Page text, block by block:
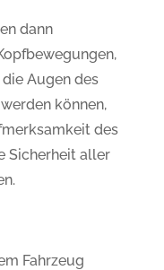
dann
Augen des
können,
des
Sicherheit aller
Fahrzeug